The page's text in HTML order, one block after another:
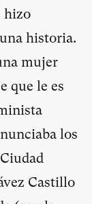
hizo
historia.
mujer
que le es
los
Castillo